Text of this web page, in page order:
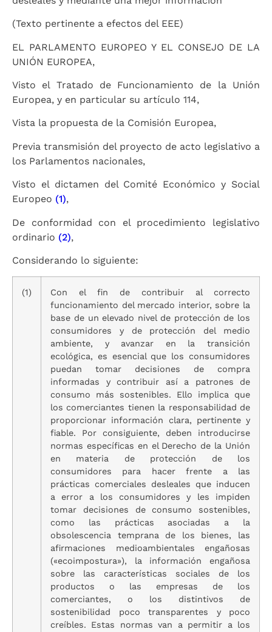
(Texto pertinente a efectos del EEE)
EL PARLAMENTO EUROPEO Y EL CONSEJO DE LA
UNIÓN EUROPEA,
Visto el Tratado de Funcionamiento de la Unión
Europea, y en particular su artículo 114,
Vista la propuesta de la Comisión Europea,
Previa transmisión del proyecto de acto legislativo a
los Parlamentos nacionales,
Visto el dictamen del Comité Económico y Social
Europeo (1),
De conformidad con el procedimiento legislativo
ordinario (2),
Considerando lo siguiente:
(1)
Con el fin de contribuir al correcto
funcionamiento del mercado interior, sobre la
base de un elevado nivel de protección de los
consumidores y de protección del medio
ambiente, y avanzar en la transición
ecológica, es esencial que los consumidores
puedan tomar decisiones de compra
informadas y contribuir así a patrones de
consumo más sostenibles. Ello implica que
los comerciantes tienen la responsabilidad de
proporcionar información clara, pertinente y
fiable. Por consiguiente, deben introducirse
normas específicas en el Derecho de la Unión
en materia de protección de los
consumidores para hacer frente a las
prácticas comerciales desleales que inducen
a error a los consumidores y les impiden
tomar decisiones de consumo sostenibles,
como las prácticas asociadas a la
obsolescencia temprana de los bienes, las
afirmaciones medioambientales engañosas
(«ecoimpostura»), la información engañosa
sobre las características sociales de los
productos o las empresas de los
comerciantes, o los distintivos de
sostenibilidad poco transparentes y poco
creíbles. Estas normas van a permitir a los